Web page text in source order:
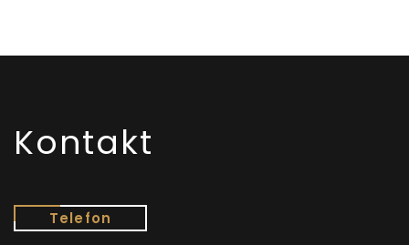
Kontakt
Telefon